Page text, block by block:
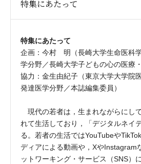
特集にあたって
特集にあたって
企画：今村 明（長崎大学生命医科
学分野／長崎大学子どもの心の医療
協力：金生由紀子（東京大学大学院
発達医学分野／本誌編集委員）
現代の若者は，生まれながらにし
れて生活しており，「デジタルネイ
る。若者の生活ではYouTubeや
ディアによる動画や，XやInstagram
ットワーキング・サービス（SNS）